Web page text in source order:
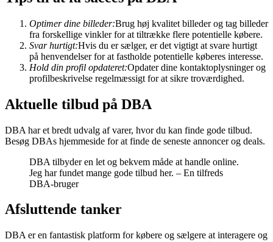
Optimer dine billeder:Brug høj kvalitet billeder og tag billeder
fra forskellige vinkler for at tiltrække flere potentielle købere.
Svar hurtigt:Hvis du er sælger, er det vigtigt at svare hurtigt
på henvendelser for at fastholde potentielle køberes interesse.
Hold din profil opdateret:Opdater dine kontaktoplysninger og
profilbeskrivelse regelmæssigt for at sikre troværdighed.
Aktuelle tilbud på DBA
DBA har et bredt udvalg af varer, hvor du kan finde gode tilbud.
Besøg DBAs hjemmeside for at finde de seneste annoncer og deals.
DBA tilbyder en let og bekvem måde at handle online.
Jeg har fundet mange gode tilbud her. – En tilfreds
DBA-bruger
Afsluttende tanker
DBA er en fantastisk platform for købere og sælgere at interagere og